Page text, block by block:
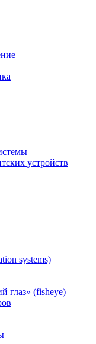
устройств
systems)
глаз» (fisheye)